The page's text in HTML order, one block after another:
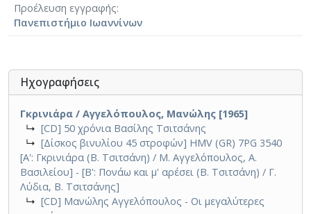
Προέλευση εγγραφής
Πανεπιστήμιο Ιωαννίνων
Ηχογραφήσεις
Γκρινιάρα / Αγγελόπουλος, Μανώλης [1965]
↳ [CD] 50 χρόνια Βασίλης Τσιτσάνης
↳ [Δίσκος βινυλίου 45 στροφών] HMV (GR) 7PG 3540
[Α': Γκρινιάρα (Β. Τσιτσάνη) / Μ. Αγγελόπουλος, Α.
Βασιλείου] - [Β': Πονάω και μ' αρέσει (Β. Τσιτσάνη) / Γ.
Λύδια, Β. Τσιτσάνης]
↳ [CD] Μανώλης Αγγελόπουλος - Οι μεγαλύτερες